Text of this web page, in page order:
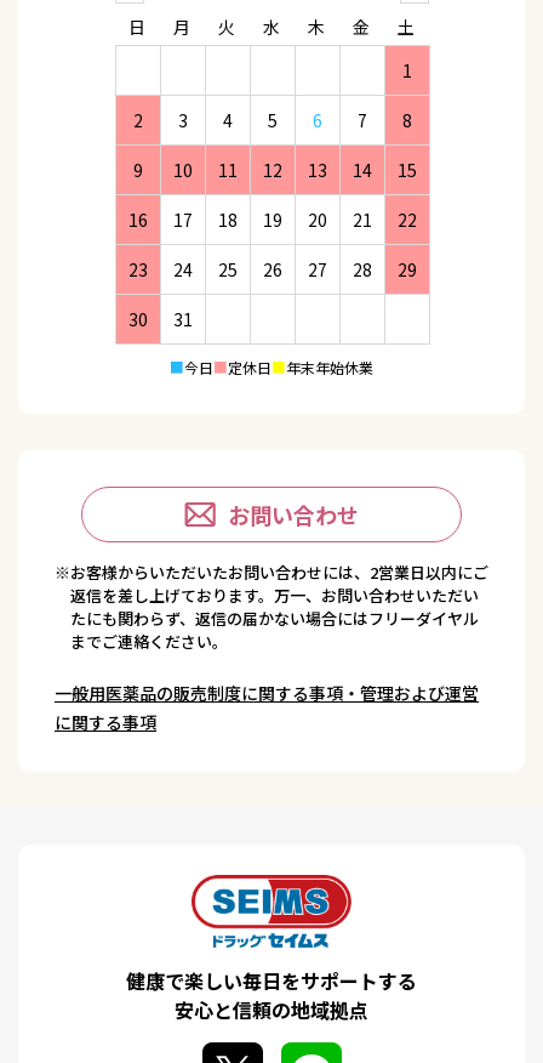
日 月 火 水 木 金
土
1
2 3 4 5 6 7 8
9 10 11 12 13 14 15
16 17 18 19 20 21 22
23 24 25 26 27 28 29
30 31
■今日■定休日■年末年始休業
お問い合わせ
※お客様からいただいたお問い合わせには、2営業日以内にご
返信を差し上げております。万一、お問い合わせいただい
たにも関わらず、返信の届かない場合にはフリーダイヤル
までご連絡ください。
一般用医薬品の販売制度に関する事項・管理および運営
に関する事項
健康で楽しい毎日をサポートする
安心と信頼の地域拠点